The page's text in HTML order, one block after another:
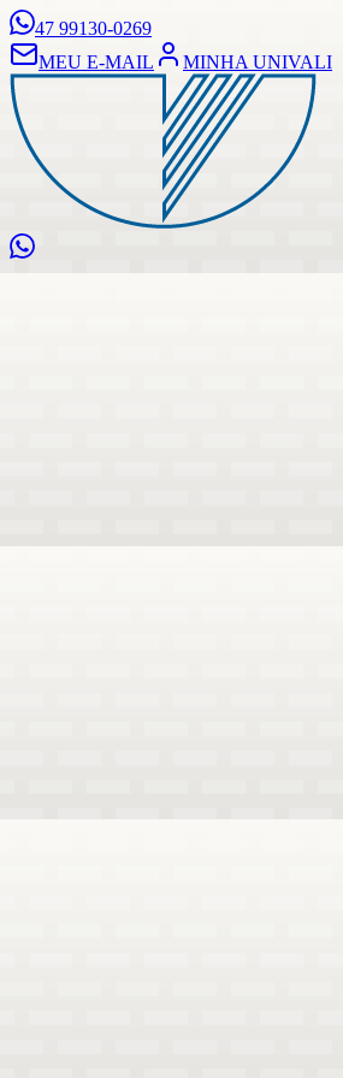
47 99130-0269
MEU E-MAIL
MINHA UNIVALI